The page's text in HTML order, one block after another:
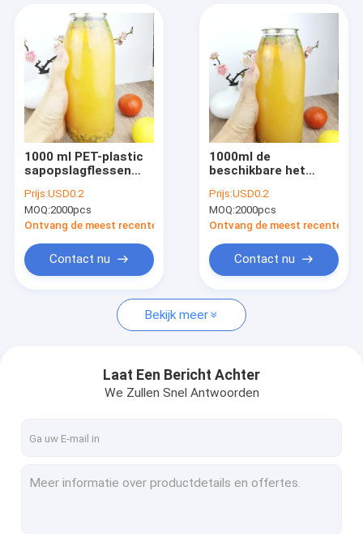
Producten
Ongeveer ons
Fabrieksreis
Kwaliteitscontrole
Nieuws
Gevallen
Plastic Containerflessen
HUISDIEREN Plastic Flessen
De Blikken van de voedselopslag
1000 ml PET-plastic
sapopslagflessen
te trekken deksel,
voedselkwaliteit voor
thee, melk, coldpres
Prijs:USD0.2
MOQ:2000pcs
Ontvang de meest recente Prijs
Contact nu
1000ml de
beschikbare het
Flessenvoedsel voor
Thee
Prijs:USD0.2
MOQ:2000pcs
Ontvang de meest recente
Contact nu
Bekijk meer
Laat Een Bericht Achter
We Zullen Snel Antwoorden